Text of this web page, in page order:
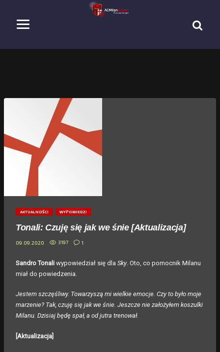
AKTUALNOŚCI WYPOWIEDZI
Tonali: Czuję się jak we śnie [Aktualizacja]
09.09.2020 3197 1
Sandro Tonali wypowiedział się dla Sky. Oto, co pomocnik Milanu
miał do powiedzenia.
Jestem szczęśliwy. Towarzyszą mi wielkie emocje. Czy to było moje
marzenie? Tak, czuję się jak we śnie. Jeszcze nie założyłem koszulki
Milanu. Dzisiaj będę spał, a od jutra trenował.
Aktualizacja]